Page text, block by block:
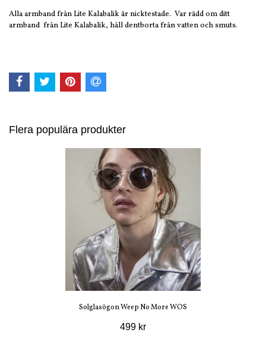
Alla armband från Lite Kalabalik är nicktestade. Var rädd om ditt
armband från Lite Kalabalik, håll dentborta från vatten och smuts.
Flera populära produkter
Solglasögon Weep No More WOS
499 kr